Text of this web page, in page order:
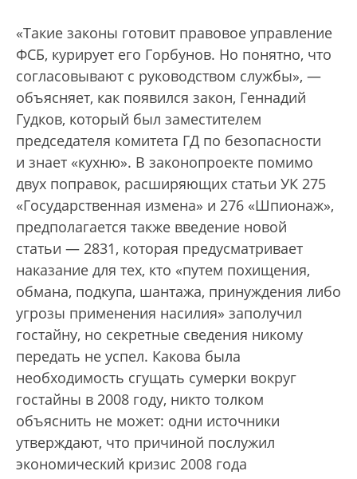
«Такие законы готовит правовое управление
ФСБ, курирует его Горбунов. Но понятно, что
согласовывают с руководством службы», —
объясняет, как появился закон, Геннадий
Гудков, который был заместителем
председателя комитета ГД по безопасности
и знает «кухню». В законопроекте помимо
двух поправок, расширяющих статьи УК 275
«Государственная измена» и 276 «Шпионаж»,
предполагается также введение новой
статьи — 2831, которая предусматривает
наказание для тех, кто «путем похищения,
обмана, подкупа, шантажа, принуждения либо
угрозы применения насилия» заполучил
гостайну, но секретные сведения никому
передать не успел. Какова была
необходимость сгущать сумерки вокруг
гостайны в 2008 году, никто толком
объяснить не может: одни источники
утверждают, что причиной послужил
экономический кризис 2008 года